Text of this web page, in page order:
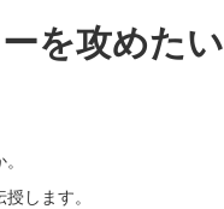
を攻めたい
します。